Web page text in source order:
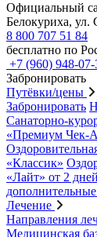
Официальный
Белокуриха, ул.
8 800 707 51 84
бесплатно по
+7 (960) 948-07-
Забронировать
Путёвки/цены
Забронировать
Санаторно-
«Премиум Чек-
«Классик»
«Лайт» от 2 дней
Лечение
Направления
Медицинская